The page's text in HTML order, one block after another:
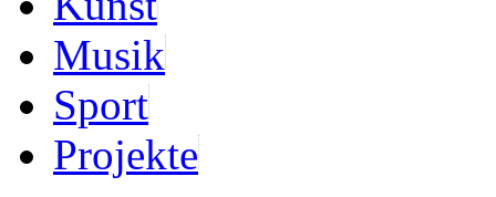
Musik
Sport
Projekte